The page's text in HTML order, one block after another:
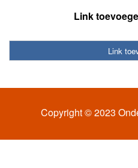
Link
Link
Copyright © 2023